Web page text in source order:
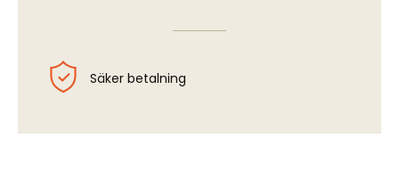
Säker betalning